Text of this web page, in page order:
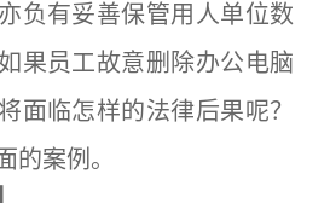
负有妥善保管用人单位数
果员工故意删除办公电脑
面临怎样的法律后果呢？
的案例。